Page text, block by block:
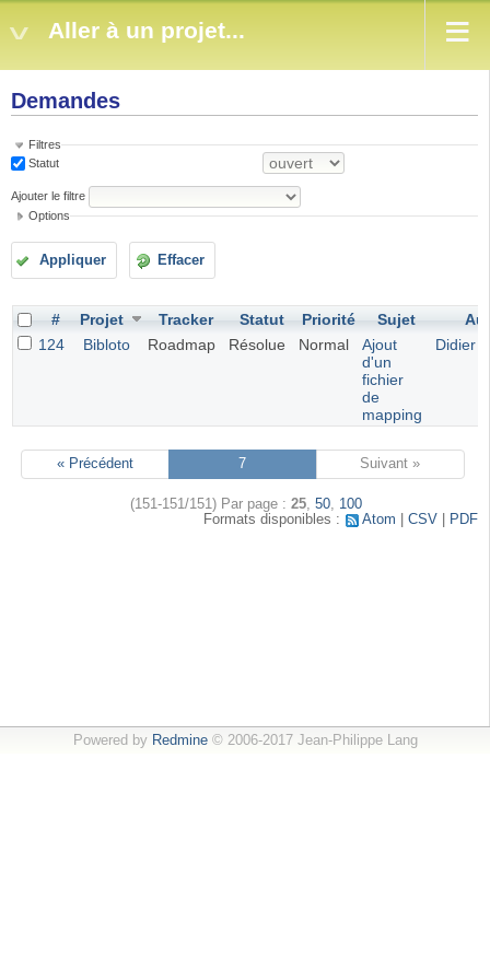
Aller à un projet...
Demandes
Filtres
Statut
Ajouter le filtre
Options
Appliquer Effacer
# Projet Tracker Statut Priorité Sujet
124
Bibloto Roadmap Résolue Normal
Ajout
d'un
fichier
de
mapping
Didier
« Précédent 7 Suivant »
(151-151/151) Par page : 25, 50, 100
Formats disponibles :
Atom CSV PDF
Powered by Redmine© 2006-2017 Jean-Philippe Lang